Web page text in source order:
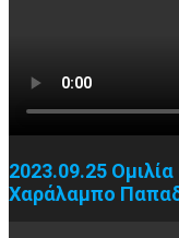
2023.09.25
Χαράλαμπο